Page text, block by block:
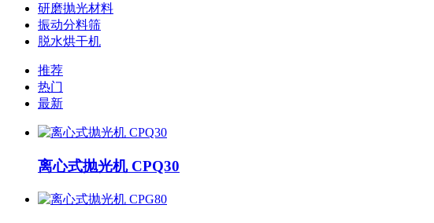
研磨抛光材料
振动分料筛
脱水烘干机
推荐
热门
最新
离心式抛光机 CPQ30